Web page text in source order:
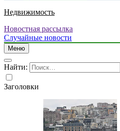
Недвижимость
Новостная рассылка
Случайные новости
Меню
Найти:
Заголовки